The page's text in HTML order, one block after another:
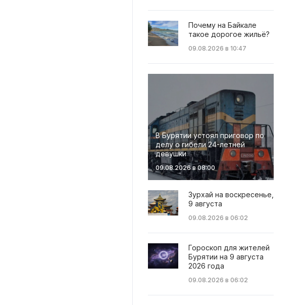
Почему на Байкале
такое дорогое жильё?
09.08.2026 в 10:47
В Бурятии устоял приговор по
делу о гибели 24-летней
девушки
09.08.2026 в 08:00
Зурхай на воскресенье,
9 августа
09.08.2026 в 06:02
Гороскоп для жителей
Бурятии на 9 августа
2026 года
09.08.2026 в 06:02